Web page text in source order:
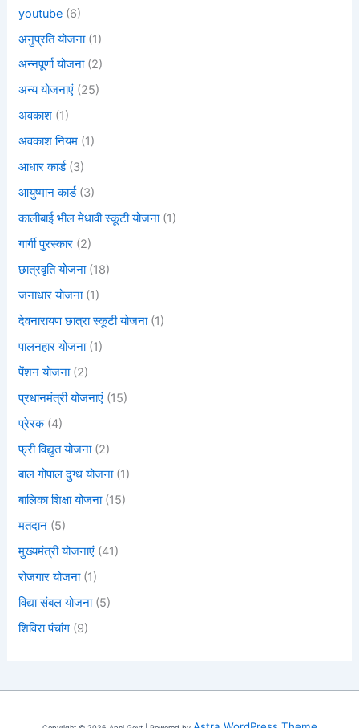
youtube (6)
अनुप्रति योजना(1)
अन्नपूर्णा योजना(2)
अन्य योजनाएं (25)
अवकाश (1)
अवकाश नियम (1)
आधार कार्ड(3)
आयुष्मान कार्ड(3)
कालीबाई भील मेधावी स्कूटी योजना(1)
गार्गी पुरस्कार (2)
छात्रवृति योजना(18)
जनाधार योजना(1)
देवनारायण छात्रा स्कूटी योजना(1)
पालनहार योजना(1)
पेंशन योजना(2)
प्रधानमंत्री योजनाएं (15)
प्रेरक(4)
फ्री विद्युत योजना(2)
बाल गोपाल दुग्ध योजना(1)
बालिका शिक्षा योजना(15)
मतदान (5)
मुख्यमंत्री योजनाएं (41)
रोजगार योजना(1)
विद्या संबल योजना(5)
शिविरा पंचांग (9)